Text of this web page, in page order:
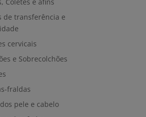
de transferência e
cervicais
e Sobrecolchões
fraldas
pele e cabelo